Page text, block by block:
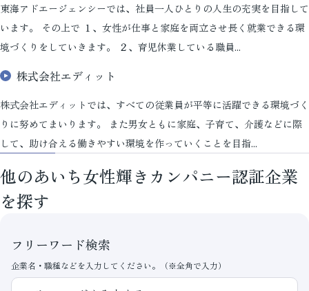
東海アドエージェンシーでは、社員一人ひとりの人生の充実を目指して
います。 その上で １、女性が仕事と家庭を両立させ長く就業できる環
境づくりをしていきます。 ２、育児休業している職員...
株式会社エディット
株式会社エディットでは、すべての従業員が平等に活躍できる環境づく
りに努めてまいります。 また男女ともに家庭、子育て、介護などに際
して、助け合える働きやすい環境を作っていくことを目指...
他のあいち女性輝きカンパニー認証企業
を探す
フリーワード検索
企業名・職種などを入力してください。（※全角で入力）